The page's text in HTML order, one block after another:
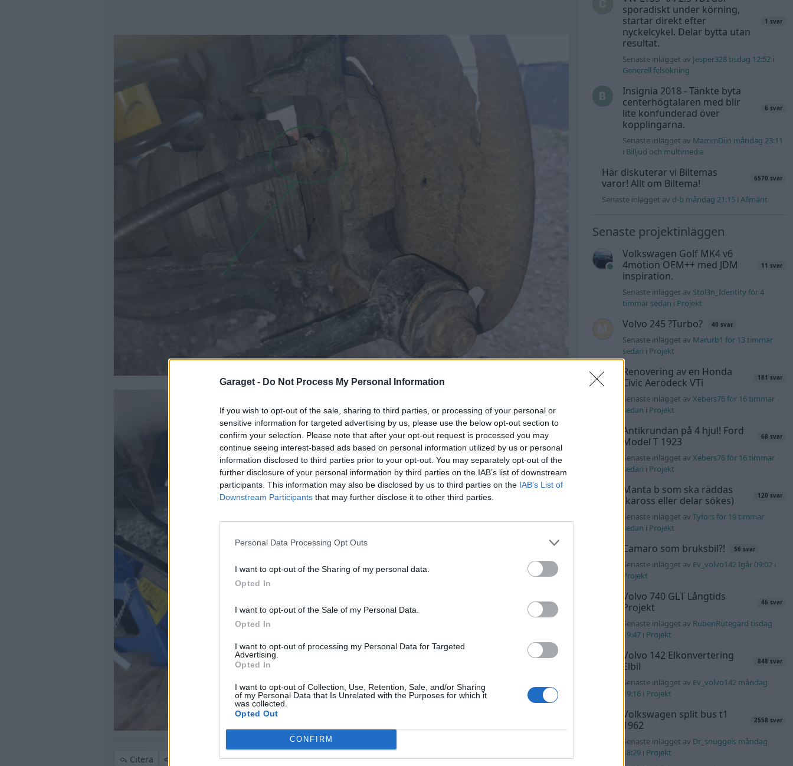
Garaget - Do Not Process My Personal Information
If you wish to opt-out of the sale, sharing to third parties, or processing of your personal or
sensitive information for targeted advertising by us, please use the below opt-out section to
confirm your selection. Please note that after your opt-out request is processed you may
continue seeing interest-based ads based on personal information utilized by us or personal
information disclosed to third parties prior to your opt-out. You may separately opt-out of the
further disclosure of your personal information by third parties on the IAB’s list of downstream
participants. This information may also be disclosed by us to third parties on the IAB’s List of
Downstream Participants that may further disclose it to other third parties.
Personal Data Processing Opt Outs
I want to opt-out of the Sharing of my personal data.
Opted In
I want to opt-out of the Sale of my Personal Data.
Opted In
I want to opt-out of processing my Personal Data for Targeted
Advertising.
Opted In
I want to opt-out of Collection, Use, Retention, Sale, and/or Sharing
of my Personal Data that Is Unrelated with the Purposes for which it
was collected.
Opted Out
CONFIRM
Citera All reactions
sporadiskt under körning,
startar direkt efter
nyckelcykel. Delar bytta utan
resultat.
1 svar
Senaste inlägget av Jesper328 tisdag 12:52 i
Generell felsökning
Insignia 2018 - Tänkte byta
centerhögtalaren med blir
lite konfunderad över
kopplingarna.
6 svar
Senaste inlägget av MammDiin måndag 23:11
i Billjud och multimedia
Här diskuterar vi Biltemas
varor! Allt om Biltema!
6570 svar
Senaste inlägget av d-b måndag 21:15 i Allmänt
Senaste projektinläggen
Volkswagen Golf MK4 v6
4motion OEM++ med JDM
inspiration.
11 svar
Senaste inlägget av Stol3n_Identity för 4
timmar sedan i Projekt
Volvo 245 ?Turbo? 40 svar
Senaste inlägget av Marurb1 för 13 timmar
sedan i Projekt
Renovering av en Honda
Civic Aerodeck VTi
181 svar
Senaste inlägget avXebers76 för 16 timmar
sedan i Projekt
Antikrundan på 4 hjul! Ford
Model T 1923
68 svar
Senaste inlägget avXebers76 för 16 timmar
sedan i Projekt
Manta b som ska räddas
(kaross eller delar sökes)
120 svar
Senaste inlägget avTyfors för 19 timmar
sedan i Projekt
Camaro som bruksbil?! 56 svar
Senaste inlägget av Ev_volvo142 Igår 09:02 i
Projekt
Volvo 740 GLT Långtids
Projekt
46 svar
Senaste inlägget av RubenRutegard tisdag
19:47 i Projekt
Volvo 142 Elkonvertering
Elbil
848 svar
Senaste inlägget av Ev_volvo142 måndag
19:16 i Projekt
Volkswagen split bus t1
1962
2558 svar
Senaste inlägget av Dr_snuggels måndag
18:29 i Projekt